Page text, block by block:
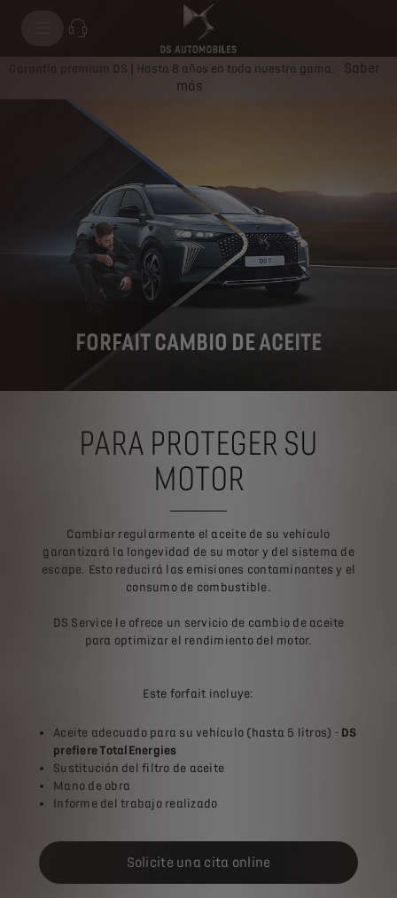
Garantía premium DS | Hasta 8 años en toda nuestra gama.
Saber
más
FORFAIT CAMBIO DE ACEITE
PARA PROTEGER SU
MOTOR
Cambiar regularmente el aceite de su vehículo
garantizará la longevidad de su motor y del sistema de
escape. Esto reducirá las emisiones contaminantes y el
consumo de combustible.
DS Service le ofrece un servicio de cambio de aceite
para optimizar el rendimiento del motor.
Este forfait incluye:
Aceite adecuado para su vehículo (hasta 5 litros) - DS
prefiere TotalEnergies
Sustitución del filtro de aceite
Mano de obra
Informe del trabajo realizado
Solicite una cita online